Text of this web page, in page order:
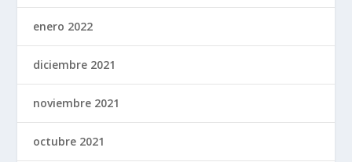
enero 2022
diciembre 2021
noviembre 2021
octubre 2021